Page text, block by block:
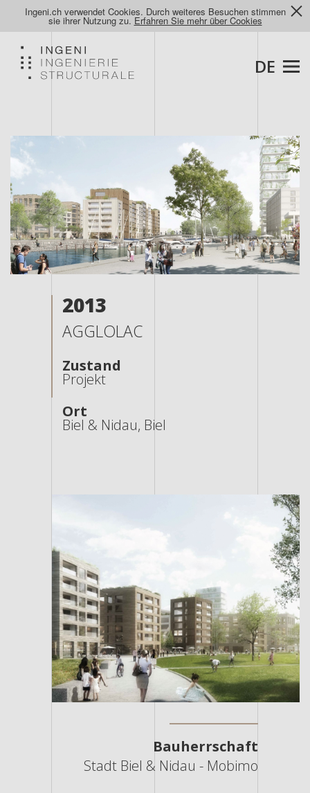
Ingeni.ch verwendet Cookies. Durch weiteres Besuchen stimmen
sie ihrer Nutzung zu. Erfahren Sie mehr über Cookies
DE
2013
AGGLOLAC
Zustand
Projekt
Ort
Biel & Nidau, Biel
Bauherrschaft
Stadt Biel & Nidau - Mobimo